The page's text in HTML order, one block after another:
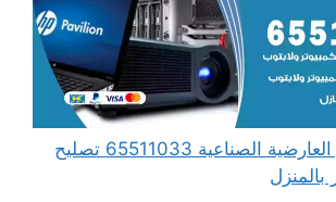
مهندس كمبيوتر العارضية الصناعية 65511033 تصليح
بالمنزل